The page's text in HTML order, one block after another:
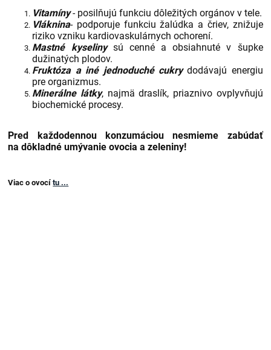
Vitamíny- posilňujú funkciu dôležitých orgánov v tele.
Vláknina- podporuje funkciu žalúdka a čriev, znižuje
riziko vzniku kardiovaskulárnych ochorení.
Mastné kyselinysú cenné a obsiahnuté v šupke
dužinatých plodov.
Fruktóza a iné jednoduché cukrydodávajú energiu
pre organizmus.
Minerálne látky, najmä draslík, priaznivo ovplyvňujú
biochemické procesy.
Pred každodennou konzumáciou nesmieme zabúdať
na dôkladné umývanie ovocia a zeleniny!
Viac o ovocítu ...